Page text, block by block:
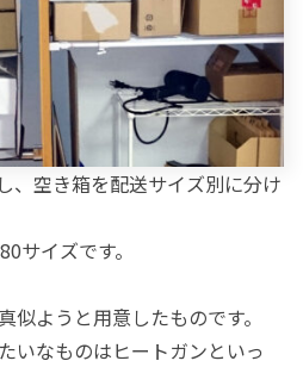
、空き箱を配送サイズ別に分け
サイズです。
ようと用意したものです。
いなものはヒートガンといっ